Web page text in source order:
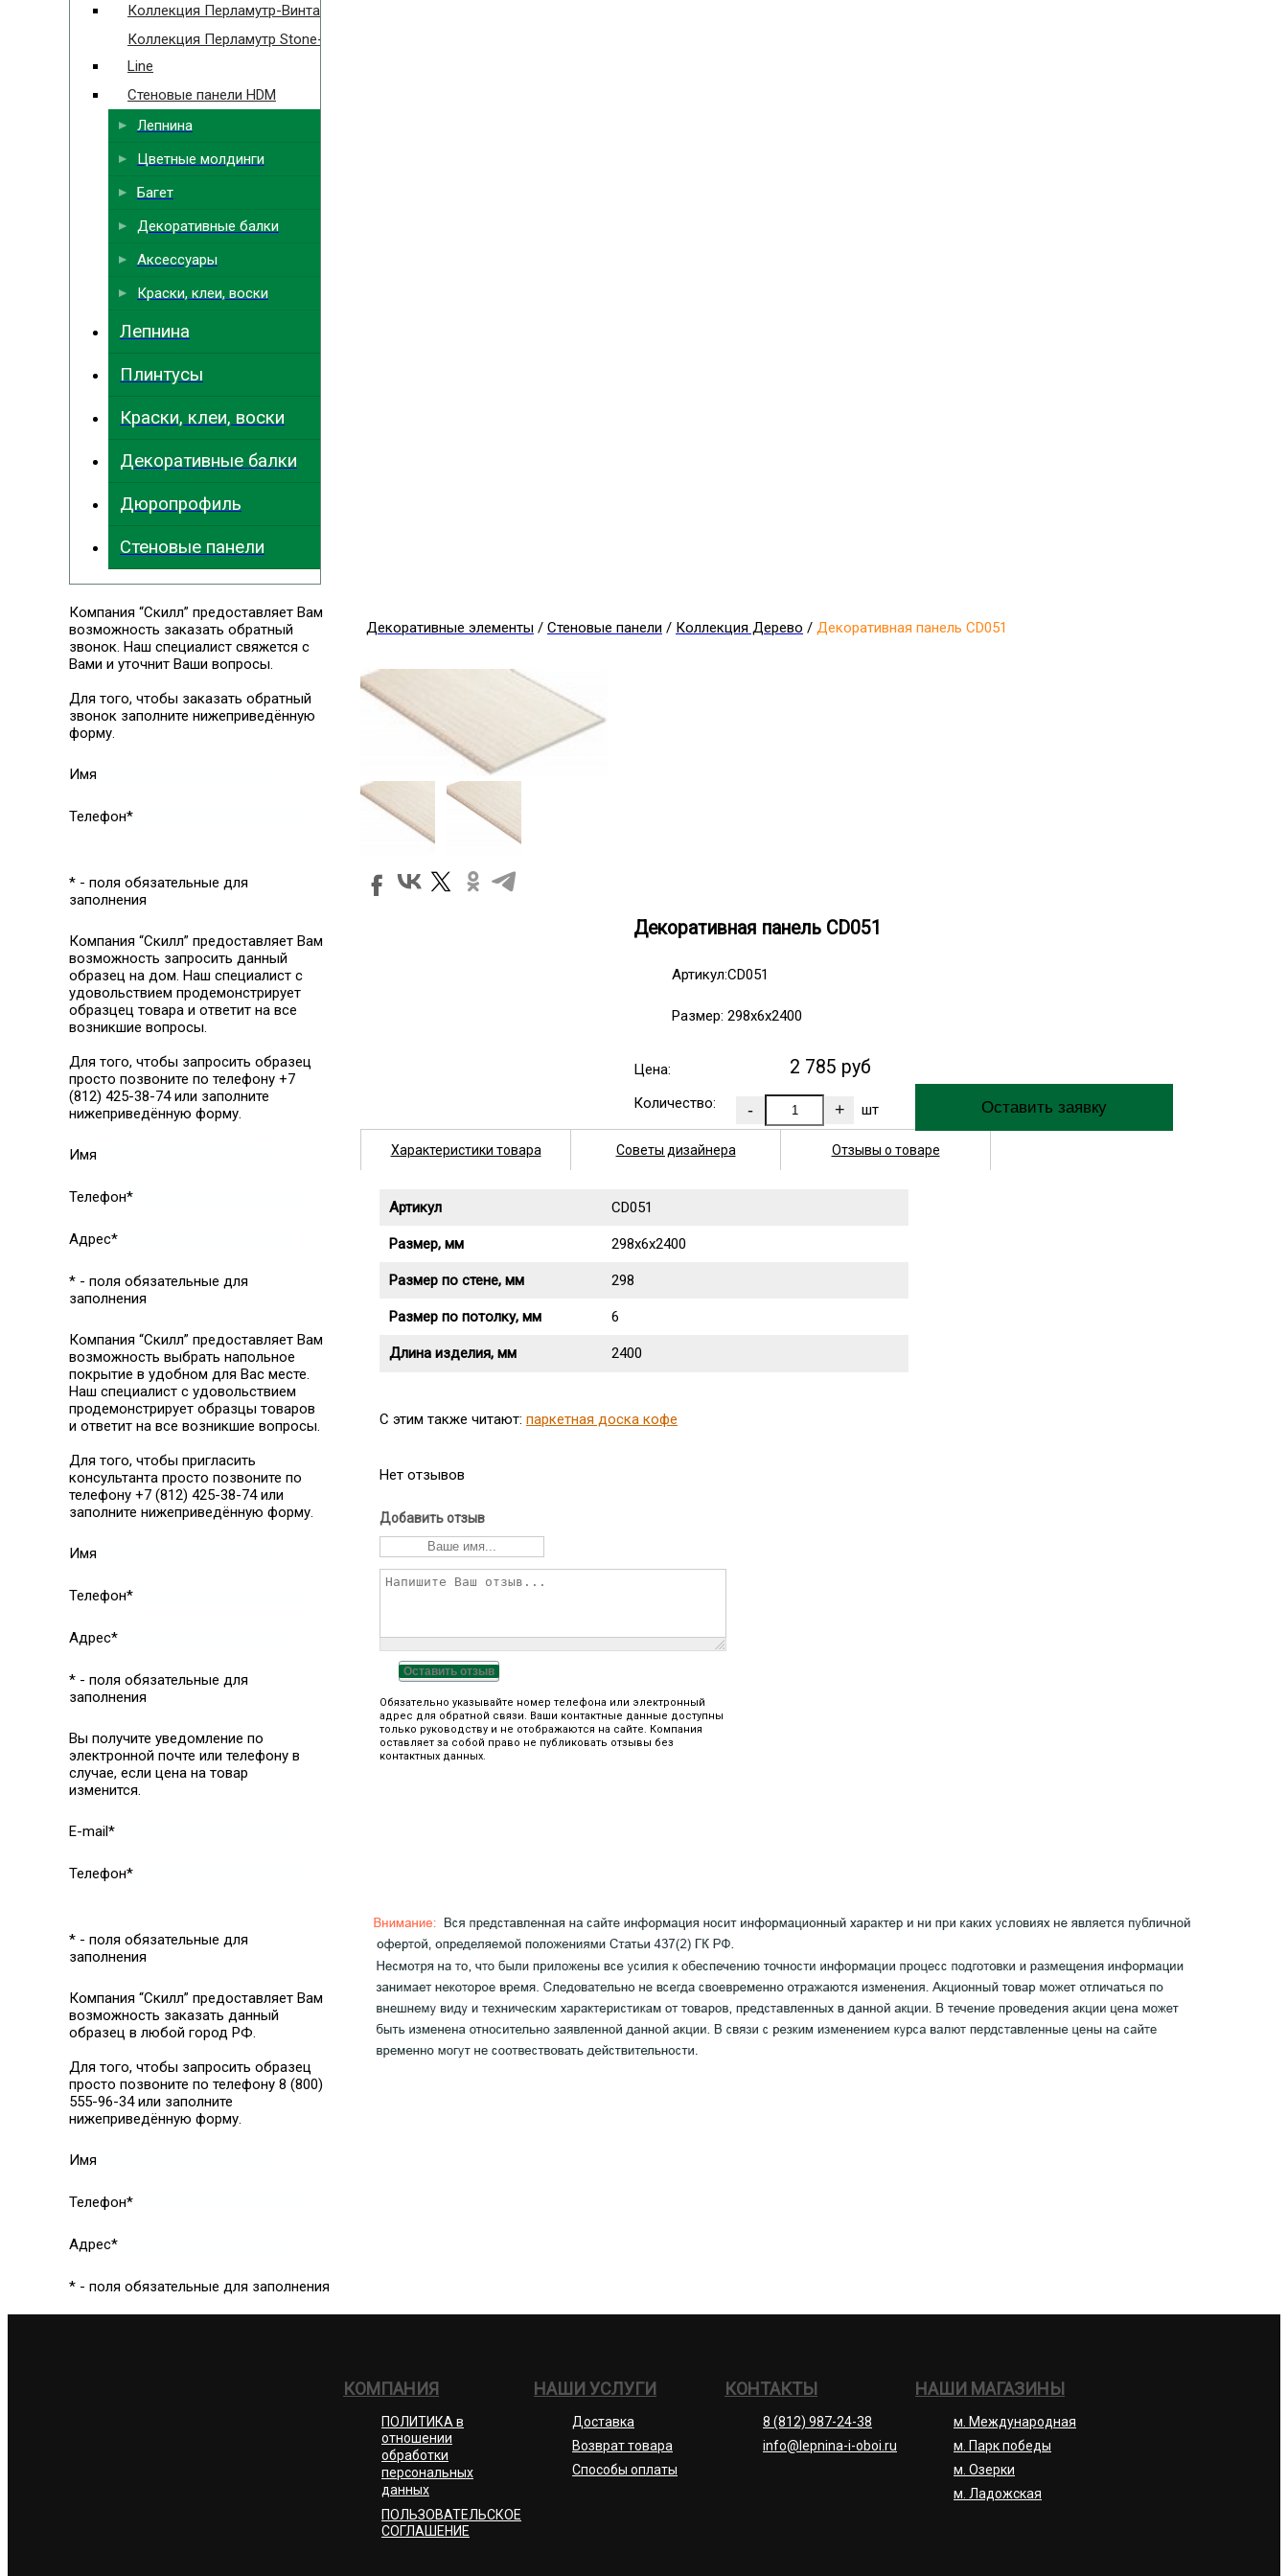
Коллекция Перламутр-Винтаж
Коллекция Перламутр Stone-
Line
Стеновые панели HDM
Лепнина
Цветные молдинги
Багет
Декоративные балки
Аксессуары
Краски, клеи, воски
Лепнина
Плинтусы
Краски, клеи, воски
Декоративные балки
Дюропрофиль
Стеновые панели
Декоративные элементы / Стеновые панели / Коллекция Дерево / Декоративная панель CD051
Декоративная панель CD051
Артикул:CD051
Размер: 298х6х2400
Цена: 2 785 руб
Количество: шт
Характеристики товара Советы дизайнера Отзывы о товаре
Артикул CD051
Размер, мм 298х6х2400
Размер по стене, мм 298
Размер по потолку, мм 6
Длина изделия, мм 2400
C этим также читают: паркетная доска кофе
Нет отзывов
Добавить отзыв
Оставить отзыв
Обязательно указывайте номер телефона или электронный
адрес для обратной связи. Ваши контактные данные доступны
только руководству и не отображаются на сайте. Компания
оставляет за собой право не публиковать отзывы без
контактных данных.
Компания “Скилл” предоставляет Вам
возможность заказать обратный
звонок. Наш специалист свяжется с
Вами и уточнит Ваши вопросы.
Для того, чтобы заказать обратный
звонок заполните нижеприведённую
форму.
Имя
Телефон*
* - поля обязательные для
заполнения
Компания “Скилл” предоставляет Вам
возможность запросить данный
образец на дом. Наш специалист с
удовольствием продемонстрирует
образцец товара и ответит на все
возникшие вопросы.
Для того, чтобы запросить образец
просто позвоните по телефону +7
(812) 425-38-74 или заполните
нижеприведённую форму.
Имя
Телефон*
Адрес*
* - поля обязательные для
заполнения
Компания “Скилл” предоставляет Вам
возможность выбрать напольное
покрытие в удобном для Вас месте.
Наш специалист с удовольствием
продемонстрирует образцы товаров
и ответит на все возникшие вопросы.
Для того, чтобы пригласить
консультанта просто позвоните по
телефону +7 (812) 425-38-74 или
заполните нижеприведённую форму.
Имя
Телефон*
Адрес*
* - поля обязательные для
заполнения
Вы получите уведомление по
электронной почте или телефону в
случае, если цена на товар
изменится.
E-mail*
Телефон*
* - поля обязательные для
заполнения
Компания “Скилл” предоставляет Вам
возможность заказать данный
образец в любой город РФ.
Для того, чтобы запросить образец
просто позвоните по телефону 8 (800)
555-96-34 или заполните
нижеприведённую форму.
Имя
Телефон*
Адрес*
* - поля обязательные для заполнения
КОМПАНИЯ
ПОЛИТИКА в
отношении
обработки
персональных
данных
ПОЛЬЗОВАТЕЛЬСКОЕ
СОГЛАШЕНИЕ
НАШИ УСЛУГИ
Доставка
Возврат товара
Способы оплаты
КОНТАКТЫ
8 (812) 987-24-38
info@lepnina-i-oboi.ru
НАШИ МАГАЗИНЫ
м. Международная
м. Парк победы
м. Озерки
м. Ладожская